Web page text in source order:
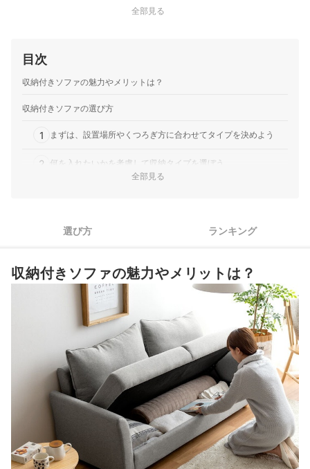
全部見る
目次
収納付きソファの魅力やメリットは？
収納付きソファの選び方
1 まずは、設置場所やくつろぎ方に合わせてタイプを決めよう
2 何を入れたいかを考慮して収納タイプを選ぼう
がおすすめ
跳ね上げタイプの組み立て式を選べば、搬入しやすく作りやす
収納付きソファ全24商品おすすめ人気ランキング
もっと収納スペースを増やしたい人はこちらもチェック！
収納付きソファの売れ筋ランキングもチェック！
全部見る
選び方 ランキング
収納付きソファの魅力やメリットは？